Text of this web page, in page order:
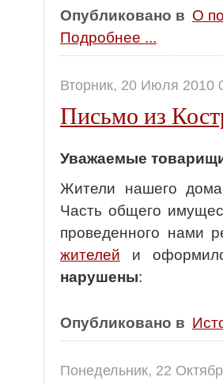
Опубликовано в О
Подробнее ...
Вторник, 20 Июля 2010
Письмо из
Уважаемые
Жители нашего дома
Часть общего
проведенного нами
жителей и
нарушены:
Опубликовано в
Понедельник, 22